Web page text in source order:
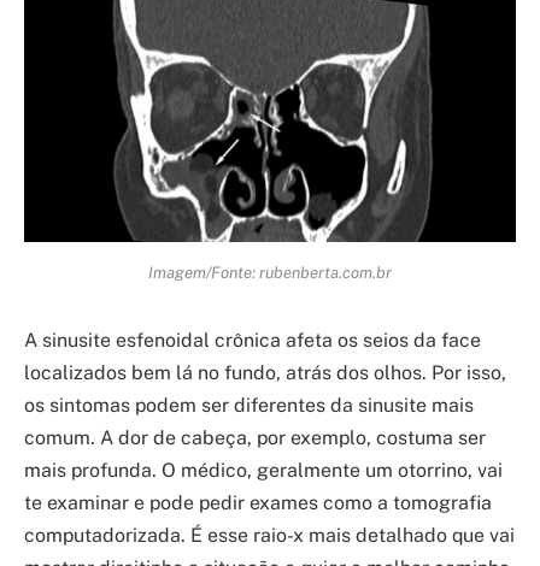
Imagem/Fonte: rubenberta.com.br
A sinusite esfenoidal crônica afeta os seios da face
localizados bem lá no fundo, atrás dos olhos. Por isso,
os sintomas podem ser diferentes da sinusite mais
comum. A dor de cabeça, por exemplo, costuma ser
mais profunda. O médico, geralmente um otorrino, vai
te examinar e pode pedir exames como a tomografia
computadorizada. É esse raio-x mais detalhado que vai